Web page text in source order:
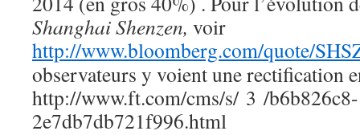
Shanghai Shenzen, voir
http://www.bloomberg.com/quote/
observateurs y voient une rectification
http://www.ft.com/cms/s/ 3 /
2e7db7db721f996.html